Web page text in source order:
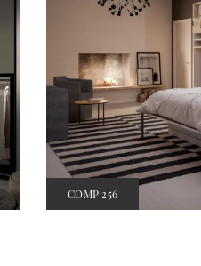
COMP 256